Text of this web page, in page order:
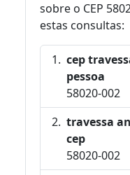
sobre o CEP
estas consultas:
cep
pessoa
58020-002
travessa
cep
58020-002